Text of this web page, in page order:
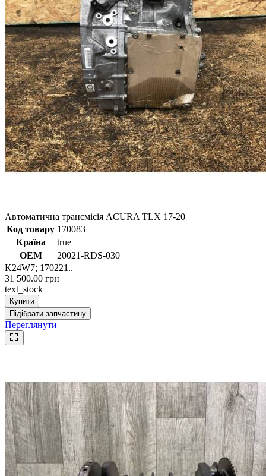
Автоматична трансмісія ACURA TLX 17-20
Код товару 170083
Країна
true
ОЕМ
20021-RDS-030
K24W7; 170221..
31 500.00 грн
text_stock
Купити
Підібрати запчастину
Переглянути